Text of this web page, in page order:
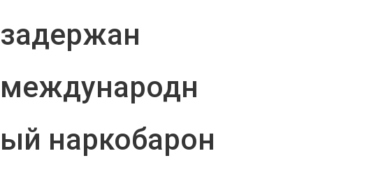
задержан
международн
ый наркобарон